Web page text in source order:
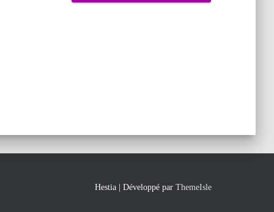
Hestia | Développé par ThemeIsle